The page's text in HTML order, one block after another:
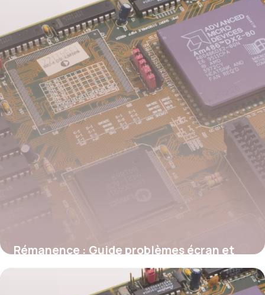
Rémanence : Guide problèmes écran et
solutions